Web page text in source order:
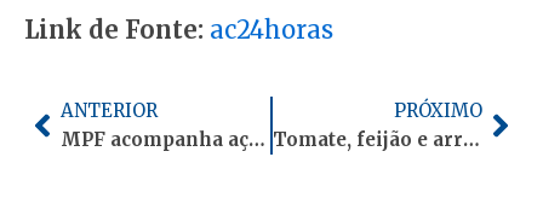
Link de Fonte: ac24horas
Anterior
ANTERIOR
MPF acompanha ações de combate à violência de gênero contra indígenas no Acre
PRÓXIMO
Tomate, feijão e arroz puxam alta no preço da cesta básica no Acre